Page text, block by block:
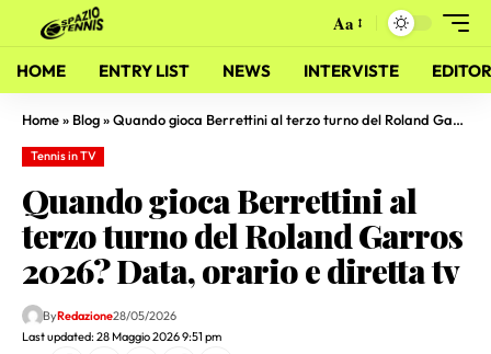
Aa
HOME ENTRY LIST NEWS INTERVISTE
Home» Blog»Quando gioca Berrettini al terzo turno del Roland Garros 2026? Data, orario e diretta tv
Tennis in TV
Quando gioca Berrettini al
terzo turno del Roland Garros
2026? Data, orario e diretta tv
Last updated: 28 Maggio 2026 9:51 pm
ByRedazione28/05/2026